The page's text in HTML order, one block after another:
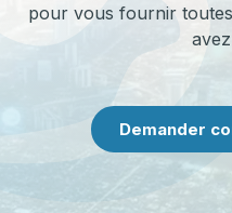
pour vous fournir
Demander